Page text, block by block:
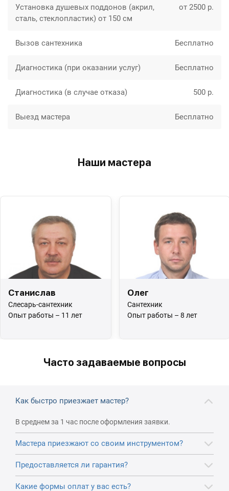
Установка душевых поддонов (акрил,
сталь, стеклопластик) от 150 см
от 2500 р.
Вызов сантехника Бесплатно
Диагностика (при оказании услуг) Бесплатно
Диагностика (в случае отказа) 500 р.
Выезд мастера Бесплатно
Наши мастера
Станислав
Слесарь-сантехник
Опыт работы – 11 лет
Олег
Сантехник
Опыт работы – 8 лет
Часто задаваемые вопросы
Как быстро приезжает мастер?
В среднем за 1 час после оформления заявки.
Мастера приезжают со своим инструментом?
Предоставляется ли гарантия?
Какие формы оплат у вас есть?